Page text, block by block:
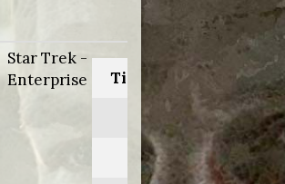
Star Trek -
Enterprise
Titolo originale:
Enterprise
Anno: